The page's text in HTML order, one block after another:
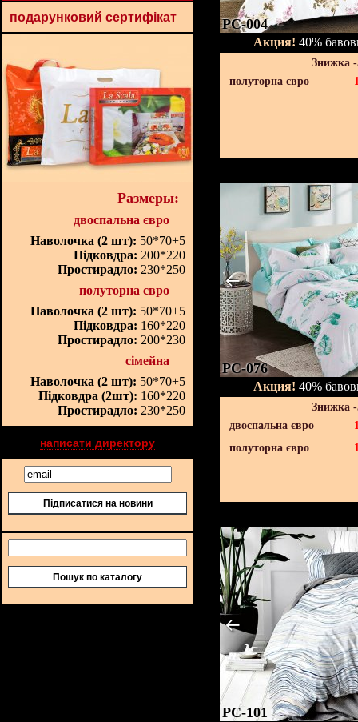
подарунковий сертифікат
Размеры:
двоспальна євро
Наволочка (2 шт): 50*70+5
Підковдра: 200*220
Простирадло: 230*250
полуторна євро
Наволочка (2 шт): 50*70+5
Підковдра: 160*220
Простирадло: 200*230
сімейна
Наволочка (2 шт): 50*70+5
Підковдра (2шт): 160*220
Простирадло: 230*250
написати директору
Підписатися на новини
Пошук по каталогу
PC-004
Акция! 40%
Знижка
полуторна євро
PC-076
Акция! 40%
Знижка
двоспальна євро
полуторна євро
PC-101